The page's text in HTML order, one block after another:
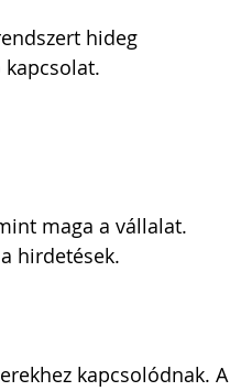
hideg
maga a vállalat.
hirdetések.
kapcsolódnak. A